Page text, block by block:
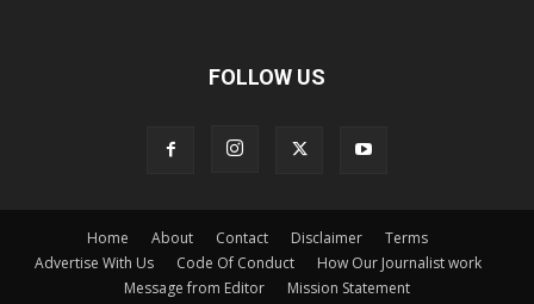
FOLLOW US
Home About Contact Disclaimer
Terms
Advertise With Us
Code Of Conduct
How Our Journalist work
Message from Editor
Mission Statement